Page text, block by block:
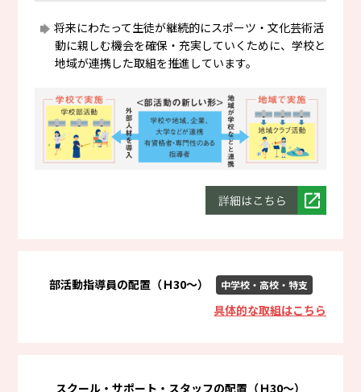
将来にわたって生徒が継続的にスポーツ・文化芸術活
動に親しむ機会を確保・充実していくために、学校と
地域が連携した取組を推進しています。
部活動指導員の配置（Ｈ30～） 中学校・高校・特支
具体的な取組はこちら
スクール・サポート・スタッフの配置（Ｈ30～）